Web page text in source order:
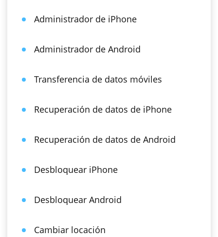
Administrador de iPhone
Administrador de Android
Transferencia de datos móviles
Recuperación de datos de iPhone
Recuperación de datos de Android
Desbloquear iPhone
Desbloquear Android
Cambiar locación